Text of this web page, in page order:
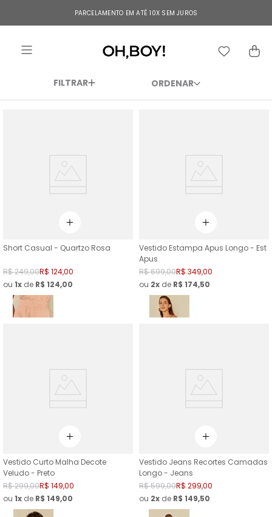
PARCELAMENTO EM ATÉ 10X SEM JUROS
FILTRAR
Short Casual - Quartzo Rosa
R$249,00R$ 124,00
ou 1 de R$ 124,00
Vestido Estampa Apus Longo - Est
Apus
R$699,00R$ 349,00
ou 2 de R$ 174,50
Vestido Curto Malha Decote
Veludo - Preto
R$299,00R$ 149,00
ou 1 de R$ 149,00
Vestido Jeans Recortes Camadas
Longo - Jeans
R$599,00R$ 299,00
ou 2 de R$ 149,50
TERMOS MAIS BUSCADOS
vestido longo
calça jeans